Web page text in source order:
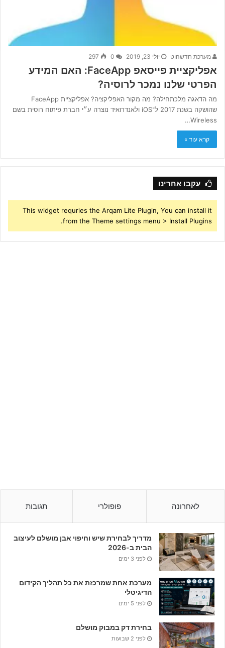
מערכת חדשהוט יולי 23, 2019 0
297
אפליקציית פייסאפ FaceApp: האם המידע
הפרטי שלנו נמכר לרוסיה?
מה הדאגה מלכתחילה? מה מקור האפליקציה? אפליקציית FaceApp
שהושקה בשנת 2017 ל־iOS ולאנדרואיד נוצרה ע״י חברת פיתוח רוסית בשם
Wireless…
קרא עוד »
עקבו אחרינו
This widget requries the Arqam Lite Plugin, You can install it
from the Theme settings menu > Install Plugins.
לאחרונה פופולרי תגובות
מדריך לבחירת שיש וחיפוי אבן מושלם לעיצוב
הבית ב-2026
לפני 3 ימים
מערכת אחת שמרכזת את כל תהליך הקידום
הדיגיטלי
לפני 5 ימים
בחירת דק במבוק מושלם
לפני 2 שבועות